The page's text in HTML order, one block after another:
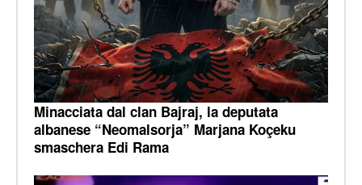
Minacciata dal clan Bajraj, la deputata
albanese “Neomalsorja” Marjana Koçeku
smaschera Edi Rama